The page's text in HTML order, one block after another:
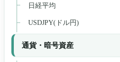
ョ
ン
日経平均
USDJPY(ドル円)
通貨・暗号資産